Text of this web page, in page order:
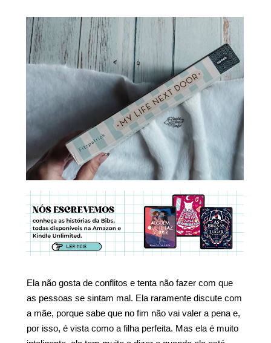
Ela não gosta de conflitos e tenta não fazer com que
as pessoas se sintam mal. Ela raramente discute com
a mãe, porque sabe que no fim não vai valer a pena e,
por isso, é vista como a filha perfeita. Mas ela é muito